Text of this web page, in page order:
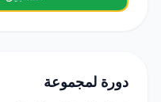
دورة لمجموعة